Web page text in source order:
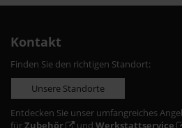
Kontakt
Finden Sie den richtigen Standort:
Unsere Standorte
Entdecken Sie unser umfangreiches
fürZubehör und Werkstattservice